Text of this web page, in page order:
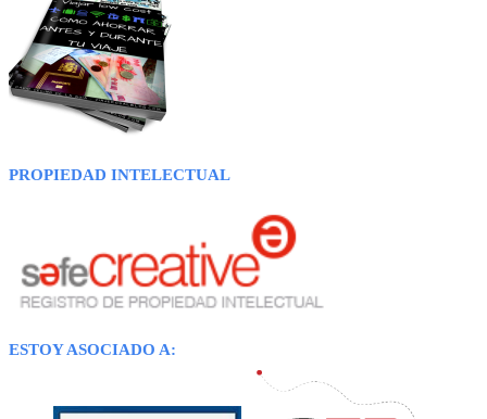
PROPIEDAD INTELECTUAL
ESTOY ASOCIADO A: